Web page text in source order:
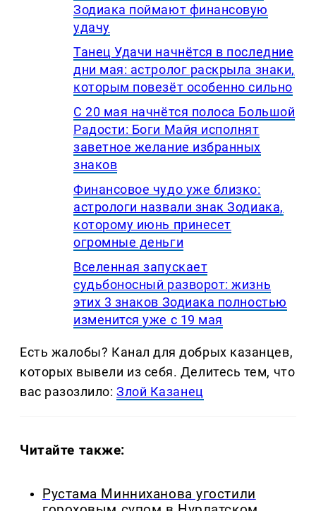
Зодиака поймают финансовую
удачу
Танец Удачи начнётся в последние
дни мая: астролог раскрыла знаки,
которым повезёт особенно сильно
С 20 мая начнётся полоса Большой
Радости: Боги Майя исполнят
заветное желание избранных
знаков
Финансовое чудо уже близко:
астрологи назвали знак Зодиака,
которому июнь принесет
огромные деньги
Вселенная запускает
судьбоносный разворот: жизнь
этих 3 знаков Зодиака полностью
изменится уже с 19 мая
Есть жалобы? Канал для добрых казанцев,
которых вывели из себя. Делитеcь тем, что
вас разозлило:Злой Казанец
Читайте также:
Рустама Минниханова угостили